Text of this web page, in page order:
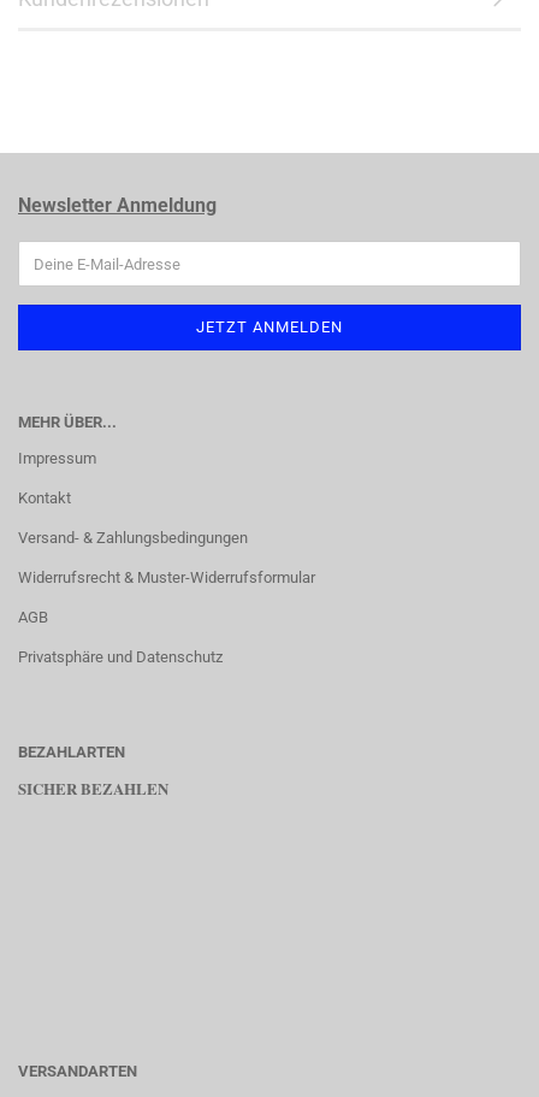
Newsletter Anmeldung
MEHR ÜBER...
Impressum
Kontakt
Versand- & Zahlungsbedingungen
Widerrufsrecht & Muster-Widerrufsformular
AGB
Privatsphäre und Datenschutz
BEZAHLARTEN
SICHER BEZAHLEN
VERSANDARTEN